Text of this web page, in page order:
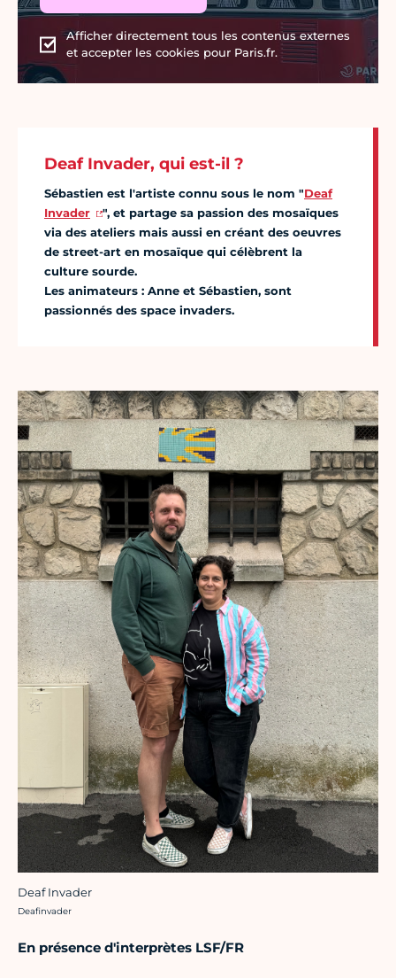
Afficher directement tous les contenus externes
et accepter les cookies pour Paris.fr.
Deaf Invader, qui est-il ?
Sébastien est l'artiste connu sous le nom "Deaf
Invader
", et partage sa passion des mosaïques
via des ateliers mais aussi en créant des oeuvres
de street-art en mosaïque qui célèbrent la
culture sourde.
Les animateurs : Anne et Sébastien, sont
passionnés des space invaders.
Deaf Invader
Crédit photo :
Deafinvader
En présence d'interprètes LSF/FR